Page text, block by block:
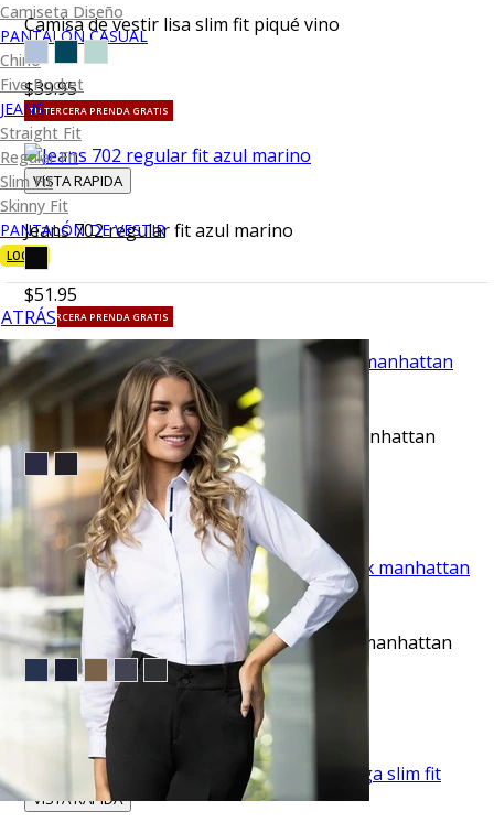
Camiseta Diseño
PANTALÓN CASUAL
Chino
Five Pocket
JEANS
Straight Fit
Regular Fit
Slim Fit
Skinny Fit
PANTALÓN DE VESTIR
LOOKS
ATRÁS
Camisa de vestir lisa slim fit piqué vino
$39.95
TU TERCERA PRENDA GRATIS
VISTA RAPIDA
Jeans 702 regular fit azul marino
$51.95
TU TERCERA PRENDA GRATIS
VISTA RAPIDA
Pantalón casual slim fit 5 pocket beige manhattan
$43.95
TU TERCERA PRENDA GRATIS
VISTA RAPIDA
Pantalón de vestir slim fit café active flex manhattan
TU TERCERA PRENDA GRATIS
VISTA RAPIDA